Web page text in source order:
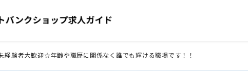
経験者大歓迎☆年齢や職歴に関係なく誰でも輝ける職場です！！